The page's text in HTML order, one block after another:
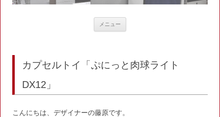
メニュー
ス
キ
カプセルトイ「ぷにっと肉球ライト
DX12」
こんにちは、デザイナーの藤原です。